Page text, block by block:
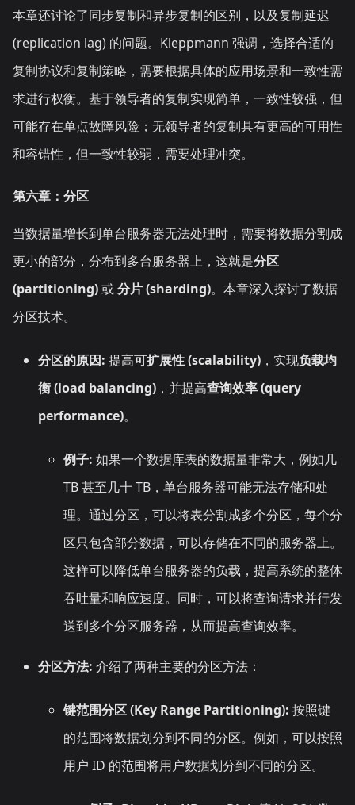
本章还讨论了同步复制和异步复制的区别，以及复制延迟
(replication lag) 的问题。Kleppmann 强调，选择合适的
复制协议和复制策略，需要根据具体的应用场景和一致性需
求进行权衡。基于领导者的复制实现简单，一致性较强，但
可能存在单点故障风险；无领导者的复制具有更高的可用性
和容错性，但一致性较弱，需要处理冲突。
第六章：分区
当数据量增长到单台服务器无法处理时，需要将数据分割成
更小的部分，分布到多台服务器上，这就是分区
(partitioning)或分片 (sharding)。本章深入探讨了数据
分区技术。
分区的原因: 提高可扩展性 (scalability) ，实现负载均
衡 (load balancing) ，并提高查询效率 (query
performance)。
例子: 如果一个数据库表的数据量非常大，例如几
TB 甚至几十 TB，单台服务器可能无法存储和处
理。通过分区，可以将表分割成多个分区，每个分
区只包含部分数据，可以存储在不同的服务器上。
这样可以降低单台服务器的负载，提高系统的整体
吞吐量和响应速度。同时，可以将查询请求并行发
送到多个分区服务器，从而提高查询效率。
分区方法: 介绍了两种主要的分区方法：
键范围分区 (Key Range Partitioning): 按照键
的范围将数据划分到不同的分区。例如，可以按照
用户 ID 的范围将用户数据划分到不同的分区。